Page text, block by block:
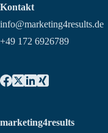
Kontakt
info@marketing4results.de
+49 172 6926789
marketing4results